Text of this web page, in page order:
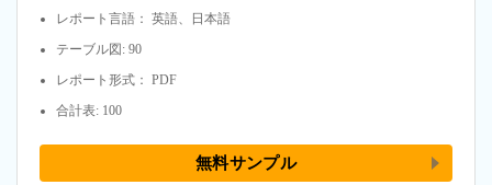
レポート言語： 英語、日本語
テーブル図: 90
レポート形式： PDF
合計表: 100
無料サンプル